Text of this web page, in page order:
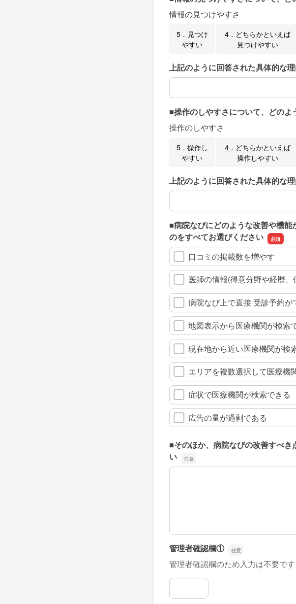
情報の見つけやすさ
5．見つけ
やすい
4．どちらかといえば
見つけやすい
上記のように回答された具体的な
上記のように回答された具体的な理
■操作のしやすさについて、どのよ
操作のしやすさ
5．操作し
やすい
4．どちらかといえば
操作しやすい
上記のように回答された具体的な
上記のように回答された具体的な理
■病院なびにどのような改善や機
のをすべてお選びください
口コミの掲載数を増やす
医師の情報(得意分野や経歴
病院なび上で直接 受診予約が
地図表示から医療機関が検索
現在地から近い医療機関が検
エリアを複数選択して医療機
症状で医療機関が検索できる
広告の量が過剰である
■そのほか、病院なびの改善すべ
い
■そのほか、病院なびの改善すべき
管理者確認欄①
管理者確認欄のため入力は不要です
管理者確認欄①